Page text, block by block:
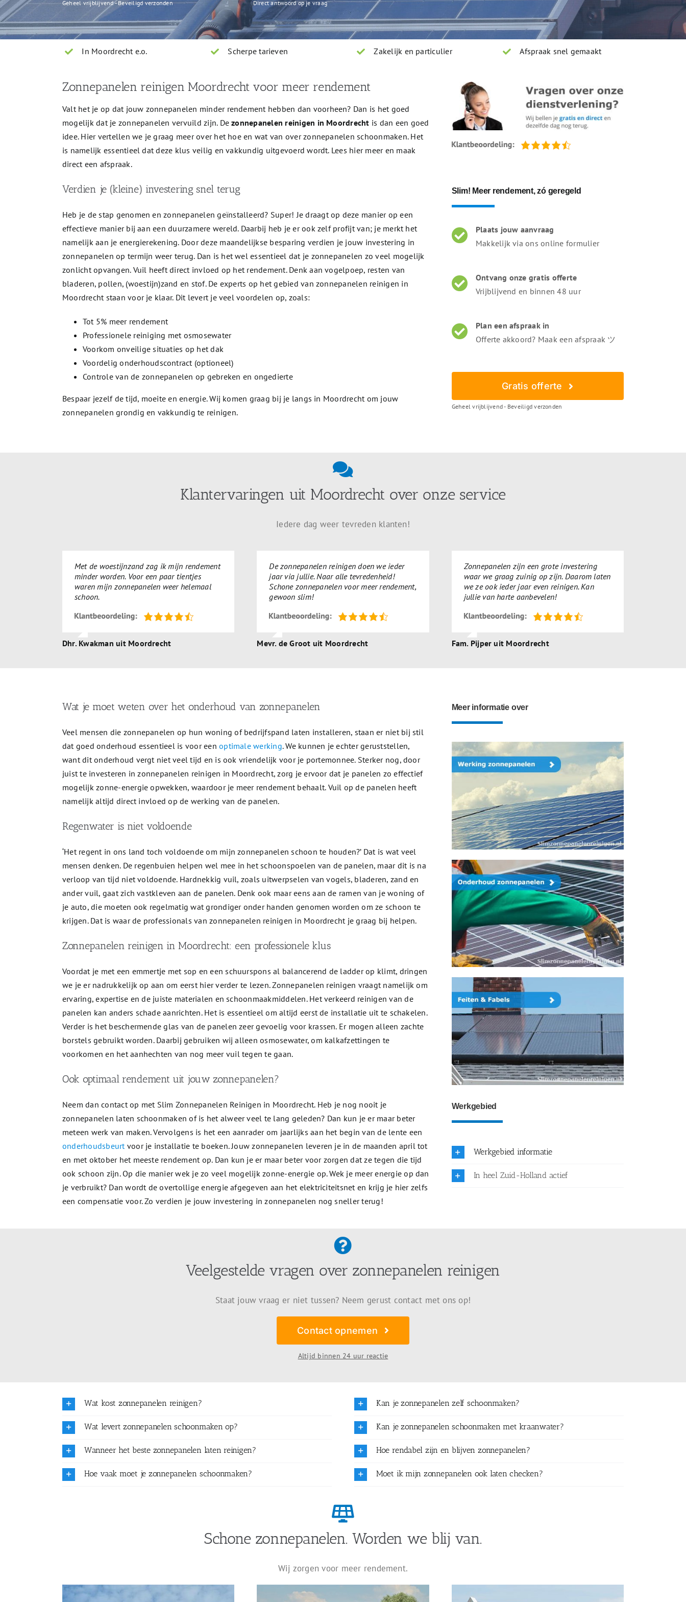
Geheel vrijblijvend - Beveiligd verzonden Direct antwoord op je vraag
In Moordrecht e.o. Scherpe tarieven Zakelijk en particulier Afspraak snel gemaakt
Zonnepanelen reinigen Moordrecht voor meer rendement
Valt het je op dat jouw zonnepanelen minder rendement hebben dan voorheen? Dan is het goed
mogelijk dat je zonnepanelen vervuild zijn. Dezonnepanelen reinigen in Moordrecht is dan een goed
idee. Hier vertellen we je graag meer over het hoe en wat van over zonnepanelen schoonmaken. Het
is namelijk essentieel dat deze klus veilig en vakkundig uitgevoerd wordt. Lees hier meer en maak
direct een afspraak.
Verdien je (kleine) investering snel terug
Heb je de stap genomen en zonnepanelen geïnstalleerd? Super! Je draagt op deze manier op een
effectieve manier bij aan een duurzamere wereld. Daarbij heb je er ook zelf profijt van; je merkt het
namelijk aan je energierekening. Door deze maandelijkse besparing verdien je jouw investering in
zonnepanelen op termijn weer terug. Dan is het wel essentieel dat je zonnepanelen zo veel mogelijk
zonlicht opvangen. Vuil heeft direct invloed op het rendement. Denk aan vogelpoep, resten van
bladeren, pollen, (woestijn)zand en stof. De experts op het gebied van zonnepanelen reinigen in
Moordrecht staan voor je klaar. Dit levert je veel voordelen op, zoals:
Tot 5% meer rendement
Professionele reiniging met osmosewater
Voorkom onveilige situaties op het dak
Voordelig onderhoudscontract (optioneel)
Controle van de zonnepanelen op gebreken en ongedierte
Bespaar jezelf de tijd, moeite en energie. Wij komen graag bij je langs in Moordrecht om jouw
zonnepanelen grondig en vakkundig te reinigen.
Slim! Meer rendement, zó geregeld
Plaats jouw aanvraag
Makkelijk via ons online formulier
Ontvang onze gratis offerte
Vrijblijvend en binnen 48 uur
Plan een afspraak in
Offerte akkoord? Maak een afspraak ツ
Gratis offerte
Geheel vrijblijvend - Beveiligd verzonden
Klantervaringen uit Moordrecht over onze service
Iedere dag weer tevreden klanten!
Met de woestijnzand zag ik mijn rendement
minder worden. Voor een paar tientjes
waren mijn zonnepanelen weer helemaal
schoon.
Dhr. Kwakman uit Moordrecht
De zonnepanelen reinigen doen we ieder
jaar via jullie. Naar alle tevredenheid!
Schone zonnepanelen voor meer rendement,
gewoon slim!
Mevr. de Groot uit Moordrecht
Zonnepanelen zijn een grote investering
waar we graag zuinig op zijn. Daarom laten
we ze ook ieder jaar even reinigen. Kan
jullie van harte aanbevelen!
Fam. Pijper uit Moordrecht
Wat je moet weten over het onderhoud van zonnepanelen
Veel mensen die zonnepanelen op hun woning of bedrijfspand laten installeren, staan er niet bij stil
dat goed onderhoud essentieel is voor eenoptimale werking. We kunnen je echter geruststellen,
want dit onderhoud vergt niet veel tijd en is ook vriendelijk voor je portemonnee. Sterker nog, door
juist te investeren in zonnepanelen reinigen in Moordrecht, zorg je ervoor dat je panelen zo effectief
mogelijk zonne-energie opwekken, waardoor je meer rendement behaalt. Vuil op de panelen heeft
namelijk altijd direct invloed op de werking van de panelen.
Regenwater is niet voldoende
‘Het regent in ons land toch voldoende om mijn zonnepanelen schoon te houden?’ Dat is wat veel
mensen denken. De regenbuien helpen wel mee in het schoonspoelen van de panelen, maar dit is na
verloop van tijd niet voldoende. Hardnekkig vuil, zoals uitwerpselen van vogels, bladeren, zand en
ander vuil, gaat zich vastkleven aan de panelen. Denk ook maar eens aan de ramen van je woning of
je auto, die moeten ook regelmatig wat grondiger onder handen genomen worden om ze schoon te
krijgen. Dat is waar de professionals van zonnepanelen reinigen in Moordrecht je graag bij helpen.
Zonnepanelen reinigen in Moordrecht: een professionele klus
Voordat je met een emmertje met sop en een schuurspons al balancerend de ladder op klimt, dringen
we je er nadrukkelijk op aan om eerst hier verder te lezen. Zonnepanelen reinigen vraagt namelijk om
ervaring, expertise en de juiste materialen en schoonmaakmiddelen. Het verkeerd reinigen van de
panelen kan anders schade aanrichten. Het is essentieel om altijd eerst de installatie uit te schakelen.
Verder is het beschermende glas van de panelen zeer gevoelig voor krassen. Er mogen alleen zachte
borstels gebruikt worden. Daarbij gebruiken wij alleen osmosewater, om kalkafzettingen te
voorkomen en het aanhechten van nog meer vuil tegen te gaan.
Ook optimaal rendement uit jouw zonnepanelen?
Neem dan contact op met Slim Zonnepanelen Reinigen in Moordrecht. Heb je nog nooit je
zonnepanelen laten schoonmaken of is het alweer veel te lang geleden? Dan kun je er maar beter
meteen werk van maken. Vervolgens is het een aanrader om jaarlijks aan het begin van de lente een
onderhoudsbeurt voor je installatie te boeken. Jouw zonnepanelen leveren je in de maanden april tot
en met oktober het meeste rendement op. Dan kun je er maar beter voor zorgen dat ze tegen die tijd
ook schoon zijn. Op die manier wek je zo veel mogelijk zonne-energie op. Wek je meer energie op dan
je verbruikt? Dan wordt de overtollige energie afgegeven aan het elektriciteitsnet en krijg je hier zelfs
een compensatie voor. Zo verdien je jouw investering in zonnepanelen nog sneller terug!
Meer informatie over
Werkgebied
Werkgebied informatie
In heel Zuid-Holland actief
Veelgestelde vragen over zonnepanelen reinigen
Staat jouw vraag er niet tussen? Neem gerust contact met ons op!
Contact opnemen
Altijd binnen 24 uur reactie
Wat kost zonnepanelen reinigen?
Wat levert zonnepanelen schoonmaken op?
Wanneer het beste zonnepanelen laten reinigen?
Hoe vaak moet je zonnepanelen schoonmaken?
Kan je zonnepanelen zelf schoonmaken?
Kan je zonnepanelen schoonmaken met kraanwater?
Hoe rendabel zijn en blijven zonnepanelen?
Moet ik mijn zonnepanelen ook laten checken?
Schone zonnepanelen. Worden we blij van.
Wij zorgen voor meer rendement.